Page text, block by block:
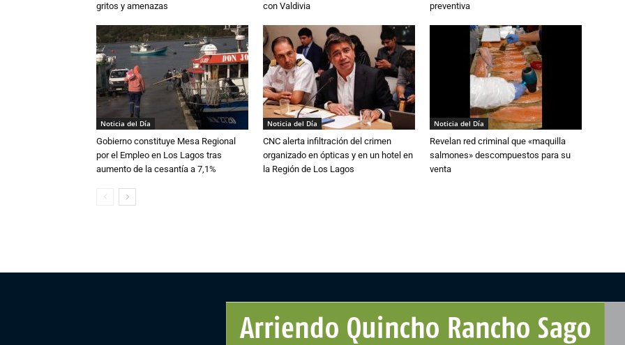
gritos y amenazas
con Valdivia
preventiva
Noticia del Día
Gobierno constituye Mesa Regional
por el Empleo en Los Lagos tras
aumento de la cesantía a 7,1%
Noticia del Día
CNC alerta infiltración del crimen
organizado en ópticas y en un hotel en
la Región de Los Lagos
Noticia del Día
Revelan red criminal que «maquilla
salmones» descompuestos para su
venta